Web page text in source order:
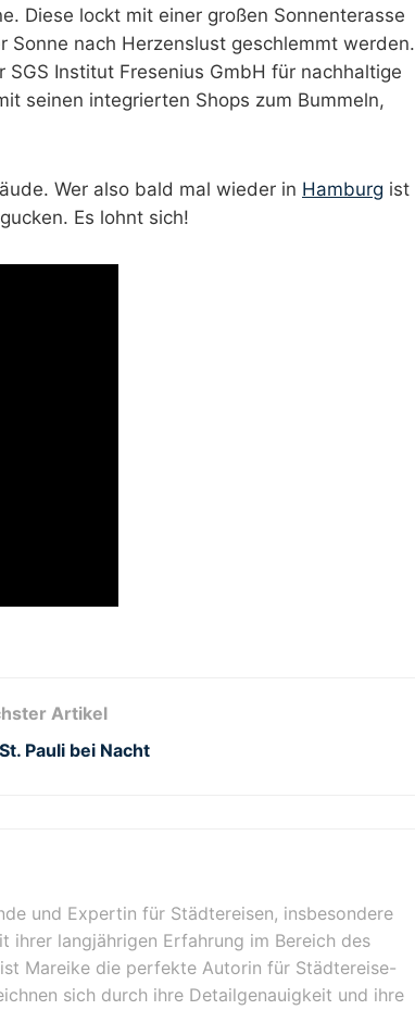
Diese lockt mit einer großen Sonnenterasse
nach Herzenslust geschlemmt werden.
Institut Fresenius GmbH für nachhaltige
seinen integrierten Shops zum Bummeln,
Wer also bald mal wieder in Hamburg ist
Es lohnt sich!
Artikel
St. Pauli bei Nacht
und Expertin für Städtereisen, insbesondere
ihrer langjährigen Erfahrung im Bereich des
Mareike die perfekte Autorin für Städtereise-
sich durch ihre Detailgenauigkeit und ihre